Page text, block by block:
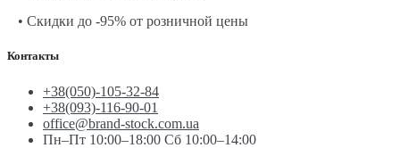
• Скидки до -95% от розничной цены
Контакты
+38(050)-105-32-84
+38(093)-116-90-01
office@brand-stock.com.ua
Пн–Пт 10:00–18:00 Сб 10:00–14:00